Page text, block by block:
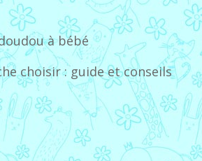
à bébé
choisir : guide et conseils